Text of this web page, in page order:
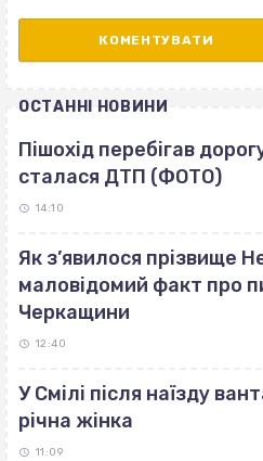
ОСТАННІ НОВИНИ
Пішохід перебігав
сталася ДТП (ФОТО)
14:10
Як з’явилося прізвище
маловідомий факт про
Черкащини
12:40
У Смілі після наїзду
річна жінка
11:09